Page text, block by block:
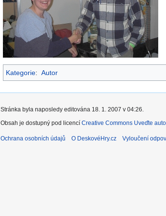
Kategorie: Autor
Stránka byla naposledy editována 18. 1. 2007 v 04:26.
Obsah je dostupný pod licencí Creative Commons Uveďte
Ochrana osobních údajů O DeskovéHry.cz Vyloučení